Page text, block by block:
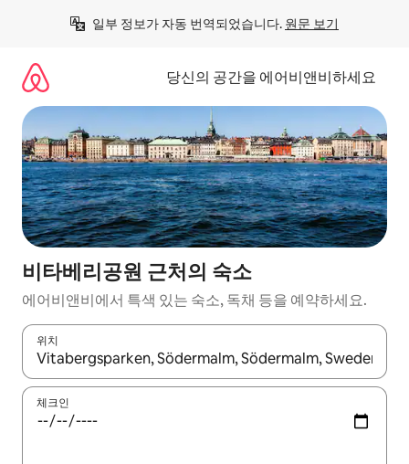
일부 정보가 자동 번역되었습니다. 원문 보기
당신의 공간을 에어비앤비하세요
비타베리공원 근처의 숙소
에어비앤비에서 특색 있는 숙소, 독채 등을 예약하세요.
위치
결과가 나오면 위·아래 화살표 키를 사용하거나 터치 또는 스와이
체크인